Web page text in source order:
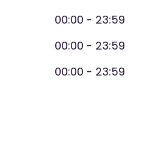
en bedrijven blijven
begeleiden het verkeer
blijft bereikbaar
00:00 - 23:59
00:00 - 23:59
00:00 - 23:59